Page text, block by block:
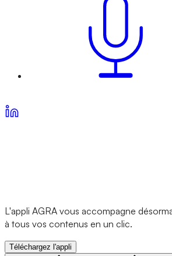
L'appli AGRA vous accompagne
à tous vos contenus en un clic.
Téléchargez l'appli